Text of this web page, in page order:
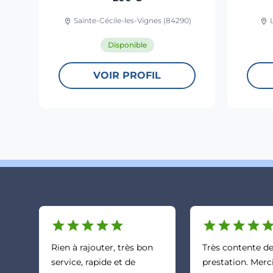
location_on Sainte-Cécile-les-Vignes (84290)
Disponible
VOIR PROFIL
location_on
starstarstarstarstar
Rien à rajouter, très bon
service, rapide et de
starstarstarstar
Très contente
prestation. Merci